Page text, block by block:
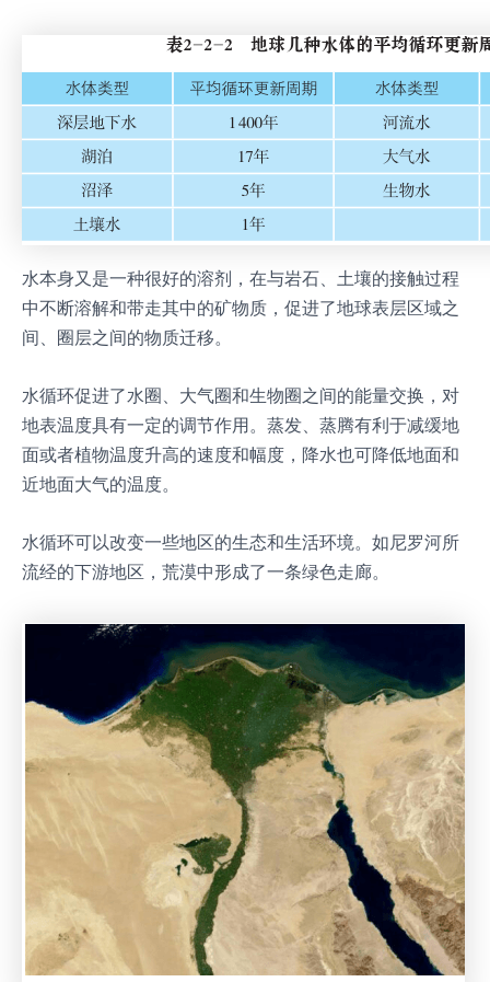
水本身又是一种很好的溶剂，在与岩石、土壤的接触过程
中不断溶解和带走其中的矿物质，促进了地球表层区域之
间、圈层之间的物质迁移。
水循环促进了水圈、大气圈和生物圈之间的能量交换，对
地表温度具有一定的调节作用。蒸发、蒸腾有利于减缓地
面或者植物温度升高的速度和幅度，降水也可降低地面和
近地面大气的温度。
水循环可以改变一些地区的生态和生活环境。如尼罗河所
流经的下游地区，荒漠中形成了一条绿色走廊。